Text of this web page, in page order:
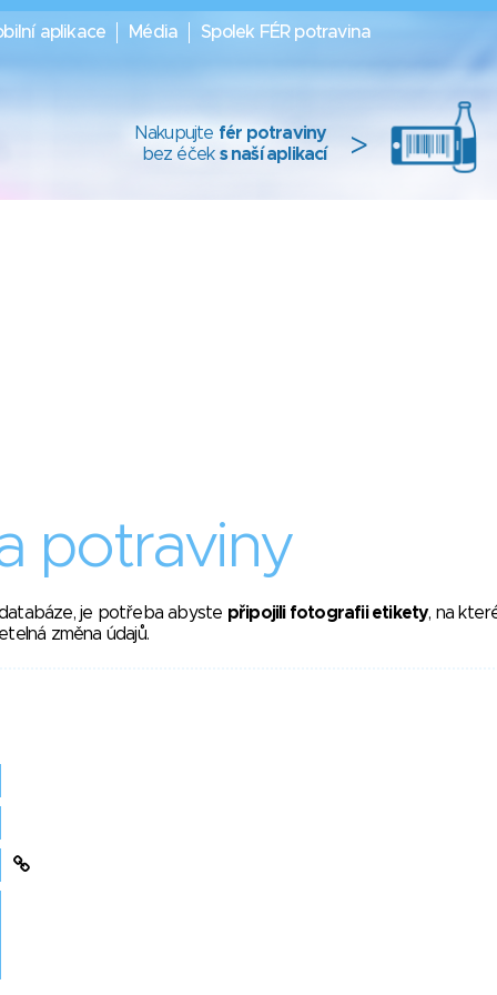
aplikace Média Spolek FÉR potravina
Nakupujte fér potraviny
bez éček s naší aplikací >
potraviny
je potřeba abyste připojili fotografii etikety, na
změna údajů.